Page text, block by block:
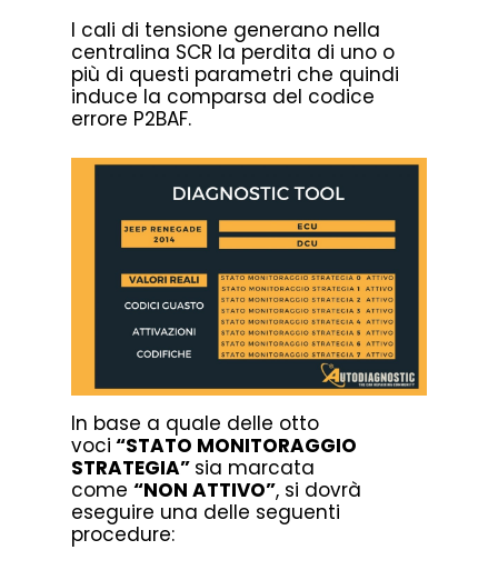
I cali di tensione generano nella
centralina SCR la perdita di uno o
più di questi parametri che quindi
induce la comparsa del codice
errore P2BAF.
In base a quale delle otto
voci “STATO MONITORAGGIO
STRATEGIA” sia marcata
come “NON ATTIVO”, si dovrà
eseguire una delle seguenti
procedure: